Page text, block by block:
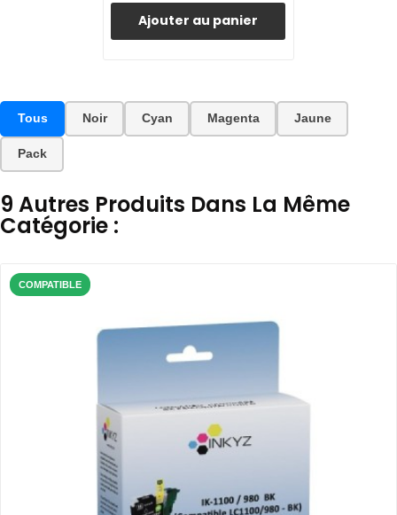
Ajouter au panier
Tous Noir Cyan Magenta Jaune
Pack
9 Autres Produits Dans La Même
Catégorie :
COMPATIBLE